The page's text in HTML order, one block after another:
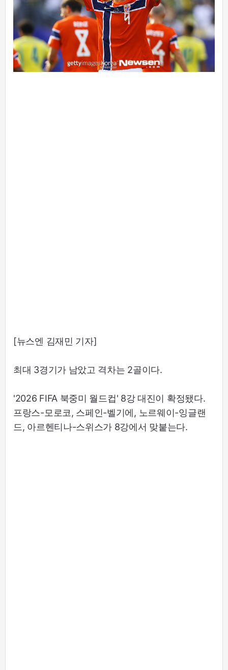
[뉴스엔 김재민 기자]
최대 3경기가 남았고 격차는 2골이다.
'2026 FIFA 북중미 월드컵' 8강 대진이 확정됐다.
프랑스-모로코, 스페인-벨기에, 노르웨이-잉글랜
드, 아르헨티나-스위스가 8강에서 맞붙는다.